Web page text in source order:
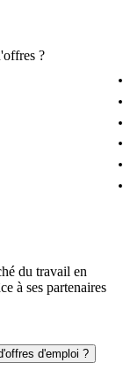
?
du travail en
à ses partenaires
d'emploi ?